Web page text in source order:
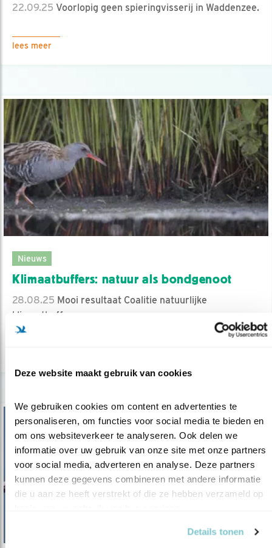
Deze website maakt gebruik van cookies
We gebruiken cookies om content en advertenties te
personaliseren, om functies voor social media te bieden en
om ons websiteverkeer te analyseren. Ook delen we
informatie over uw gebruik van onze site met onze partners
voor social media, adverteren en analyse. Deze partners
kunnen deze gegevens combineren met andere informatie
die u aan ze heeft verstrekt of die ze hebben verzameld op
Details tonen
22.09.25 Voorlopig geen spieringvisserij in Waddenzee.
lees meer
Nieuws
Klimaatbuffers: natuur als bondgenoot
28.08.25 Mooi resultaat Coalitie natuurlijke
klimaatbuffers.